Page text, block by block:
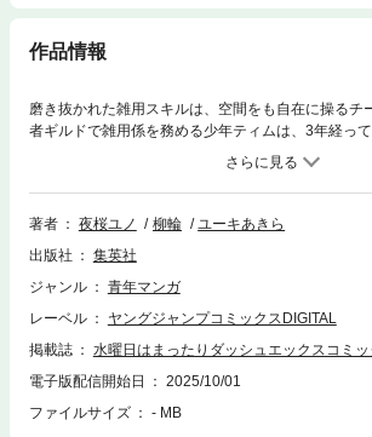
作品情報
磨き抜かれた雑用スキルは、空間をも自在に操る
者ギルドで雑用係を務める少年ティムは、3年経っ
ら上がれず、陰湿なイジメに遭っていた。ある日、
から呼び出しを受けたことから、剣も魔法も才能ゼ
は、大きく転がり始める…！ 冤罪をかけられてギ
のの、彼を信じる美少女ギルド長がなぜかついてき
双ファンタジー、堂々の開幕!!
著者 夜桜ユノ 柳輪
ユーキあきら
出版社
集英社
ジャンル
青年マンガ
レーベル
ヤングジャンプコミックスDIGITAL
掲載誌
水曜日はまったりダッシュエックスコミッ
電子版配信開始日
2025/10/01
ファイルサイズ
- MB